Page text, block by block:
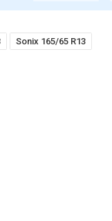
Sonix 165/65 R13